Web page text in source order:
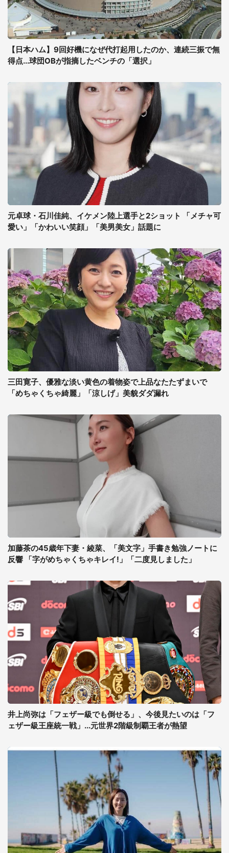
【日本ハム】9回好機になぜ代打起用したのか、連続三振で無
得点...球団OBが指摘したベンチの「選択」
元卓球・石川佳純、イケメン陸上選手と2ショット 「メチャ可
愛い」「かわいい笑顔」「美男美女」話題に
三田寛子、優雅な淡い黄色の着物姿で上品なたたずまいで
「めちゃくちゃ綺麗」「涼しげ」美貌ダダ漏れ
加藤茶の45歳年下妻・綾菜、「美文字」手書き勉強ノートに
反響 「字がめちゃくちゃキレイ!」「二度見しました」
井上尚弥は「フェザー級でも倒せる」、今後見たいのは「フ
ェザー級王座統一戦」...元世界2階級制覇王者が熱望